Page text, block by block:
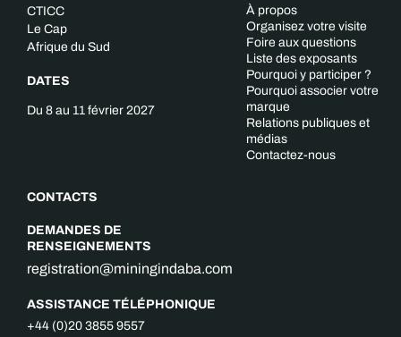
CTICC
Le Cap
Afrique du Sud
DATES
Du 8 au 11 février 2027
CONTACTS
DEMANDES DE
RENSEIGNEMENTS
registration@miningindaba.com
ASSISTANCE TÉLÉPHONIQUE
+44 (0)20 3855 9557
À propos
Organisez votre visite
Foire aux questions
Liste des exposants
Pourquoi y participer ?
Pourquoi associer votre
marque
Relations publiques et
médias
Contactez-nous